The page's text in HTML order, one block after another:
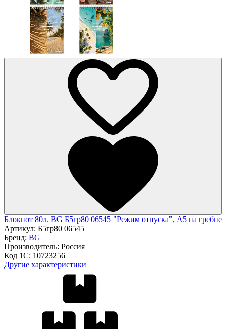
Блокнот 80л. BG Б5гр80 06545 "Режим отпуска", А5 на гребне
Артикул: Б5гр80 06545
Бренд: BG
Производитель: Россия
Код 1С: 10723256
Другие характеристики